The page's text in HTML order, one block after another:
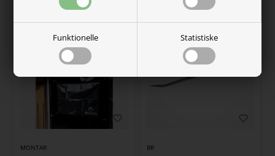
Funktionelle Statistiske
MONTAR BR